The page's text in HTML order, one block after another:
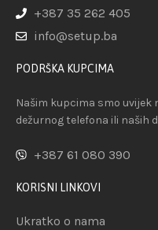
+387 35 262 405
info@setup.ba
PODRŠKA KUPCIMA
Našim kupcima smo
dežurnog telefona ili naših
+387 61 080 390
KORISNI LINKOVI
Ukratko o nama